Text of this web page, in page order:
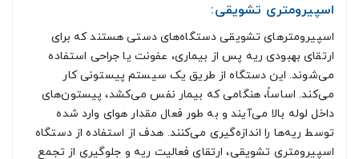
اسپیرومتری تشویقی:
اسپیرومترهای تشویقی دستگاه‌های دستی هستند که برای
ارتقای بهبودی ریه پس از بیماری، عفونت یا جراحی استفاده
می‌شوند. این دستگاه از طریق یک سیستم پیستونی کار
می‌کند. اساساً، هنگامی که بیمار نفس می‌کشد، پیستون‌های
داخل لوله بالا می‌آیند و به طور فعال مقدار هوای وارد شده
توسط ریه‌ها را اندازه‌گیری می‌کنند. هدف از استفاده از دستگاه
اسپیرومتری تشویقی، ارتقای فعالیت ریه و جلوگیری از تجمع